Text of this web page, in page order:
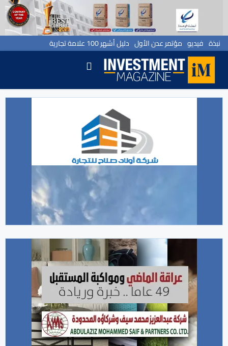
نبذة فيديو مؤتمر عدن الأول دليل أشهر 100 علامة تجارية